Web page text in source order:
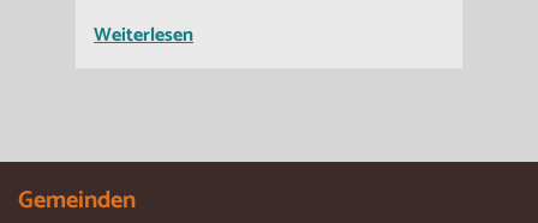
Weiterlesen
Gemeinden